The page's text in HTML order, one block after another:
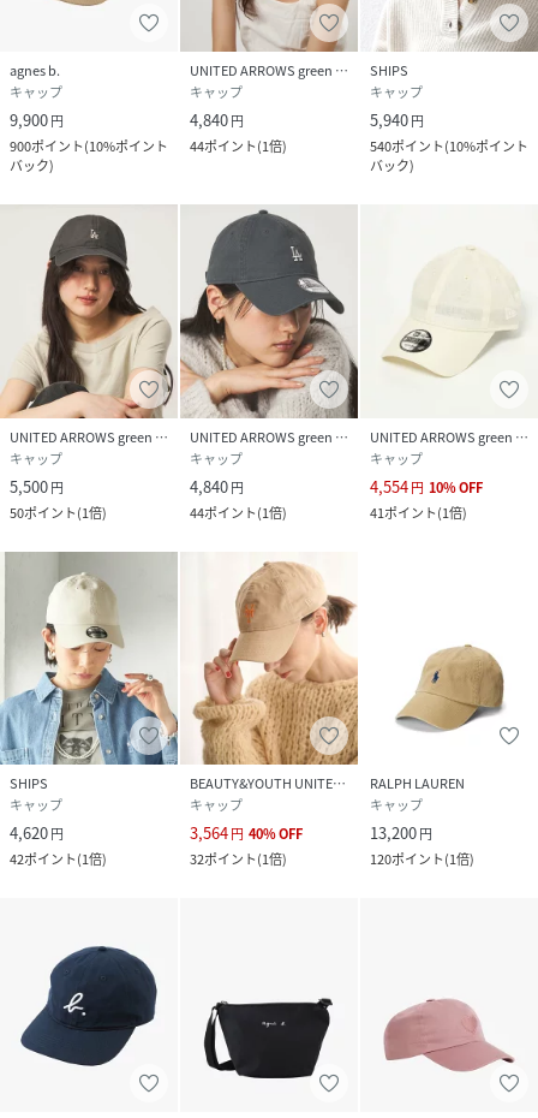
agnes b.
キャップ
9,900円
900ポイント(10%ポイント
バック)
UNITED ARROWS green label relaxing
キャップ
4,840円
44ポイント(1倍)
SHIPS
キャップ
5,940円
540ポイント(10%ポイント
バック)
UNITED ARROWS green label relaxing
キャップ
5,500円
50ポイント(1倍)
UNITED ARROWS green label relaxing
キャップ
4,840円
44ポイント(1倍)
UNITED ARROWS green label relaxing
キャップ
4,554円 10%OFF
41ポイント(1倍)
SHIPS
キャップ
4,620円
42ポイント(1倍)
BEAUTY&YOUTH UNITED ARROWS
キャップ
3,564円 40%OFF
32ポイント(1倍)
RALPH LAUREN
キャップ
13,200円
120ポイント(1倍)